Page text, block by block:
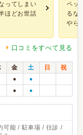
ってしまい
ほどお世話
ペッ
るな
やら
口コミをすべて見る
金 土 日
祝
● ●
● ●
可能 / 駐車場 / 往診 /